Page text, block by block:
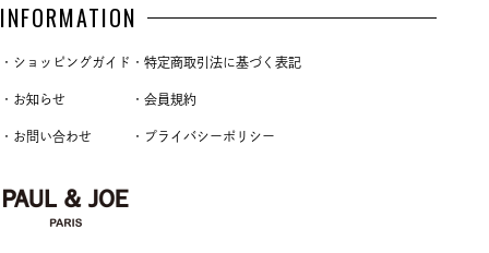
INFORMATION
・ショッピングガイド
・お知らせ
・お問い合わせ
・特定商取引法に基づく表記
・会員規約
・プライバシーポリシー